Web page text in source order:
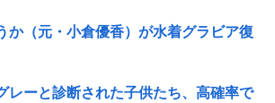
か（元・小倉優香）が水着グラビア復
レーと診断された子供たち、高確率で